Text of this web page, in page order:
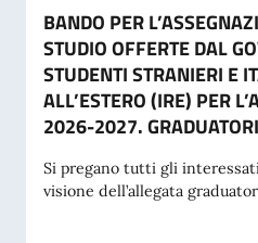
BANDO PER
STUDIO OFFERTE DAL
STUDENTI STRANIERI E
ALL’ESTERO (IRE) PER
2026-2027.
Si pregano tutti gli
visione dell’allegata